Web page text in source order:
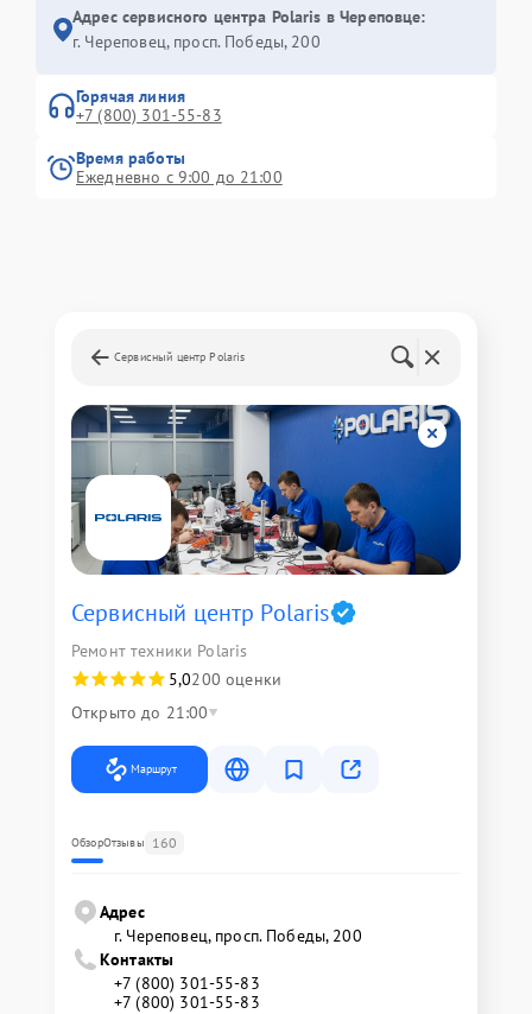
Адрес сервисного центра Polaris в Череповце:
г. Череповец, просп. Победы, 200
Горячая линия
+7 (800) 301-55-83
Время работы
Ежедневно с 9:00 до 21:00
Сервисный центр Polaris
Сервисный центр Polaris
Ремонт техники Polaris
5,0200 оценки
Открыто до 21:00
Маршрут
ОбзорОтзывы 160
Адрес
г. Череповец, просп. Победы, 200
Контакты
+7 (800) 301-55-83
+7 (800) 301-55-83